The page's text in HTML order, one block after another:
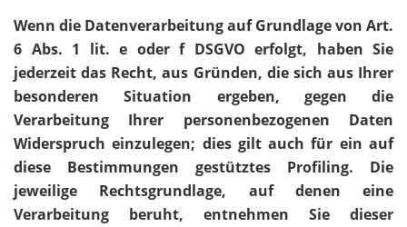
Wenn die Datenverarbeitung auf Grundlage von Art.
6 Abs. 1 lit. e oder f DSGVO erfolgt, haben Sie
jederzeit das Recht, aus Gründen, die sich aus Ihrer
besonderen Situation ergeben, gegen die
Verarbeitung Ihrer personenbezogenen Daten
Widerspruch einzulegen; dies gilt auch für ein auf
diese Bestimmungen gestütztes Profiling. Die
jeweilige Rechtsgrundlage, auf denen eine
Verarbeitung beruht, entnehmen Sie dieser